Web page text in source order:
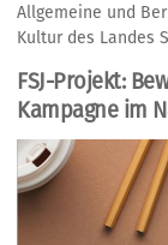
Allgemeine und
Kultur des Landes
FSJ-Projekt:
Kampagne im